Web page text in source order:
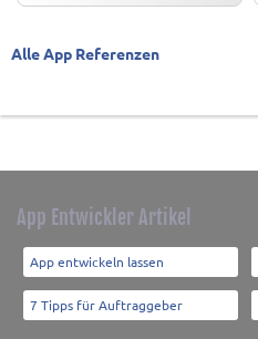
Alle App Referenzen
App Entwickler Artikel
App entwickeln lassen
7 Tipps für Auftraggeber